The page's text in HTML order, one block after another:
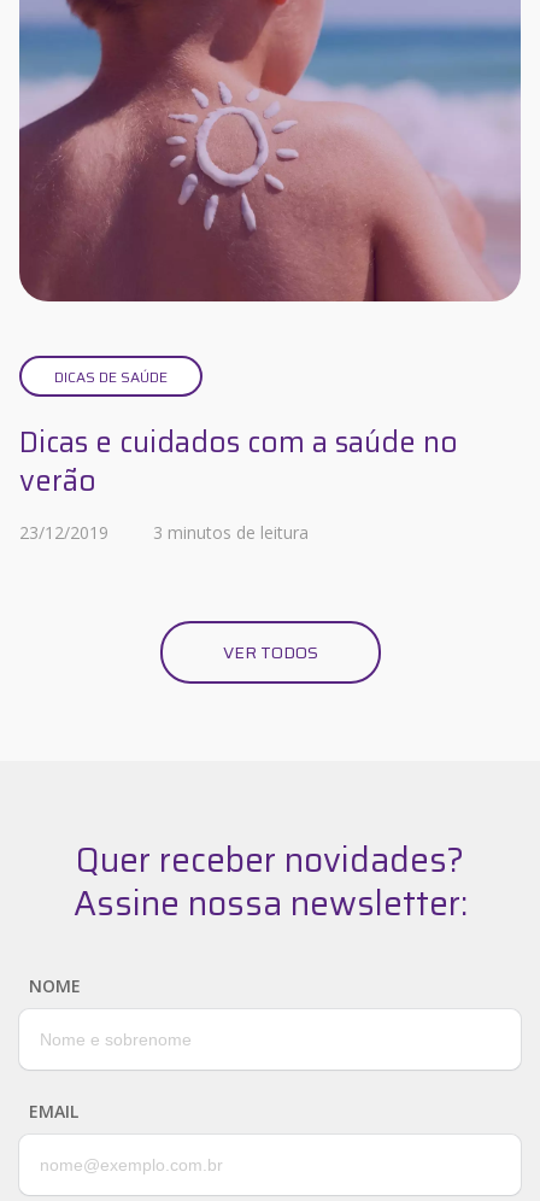
DICAS DE SAÚDE
Dicas e cuidados com a saúde no
verão
23/12/2019 3 minutos de leitura
VER TODOS
Quer receber novidades?
Assine nossa newsletter:
NOME
EMAIL